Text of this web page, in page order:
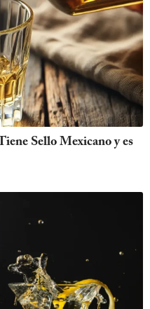
Sello Mexicano y es